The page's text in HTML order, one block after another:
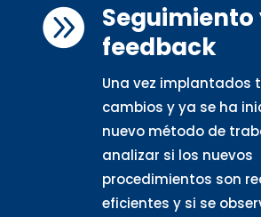
 Seguimiento
feedback
Una vez implantados
cambios y ya se ha
nuevo método de
analizar si los nuevos
procedimientos son
eficientes y si se